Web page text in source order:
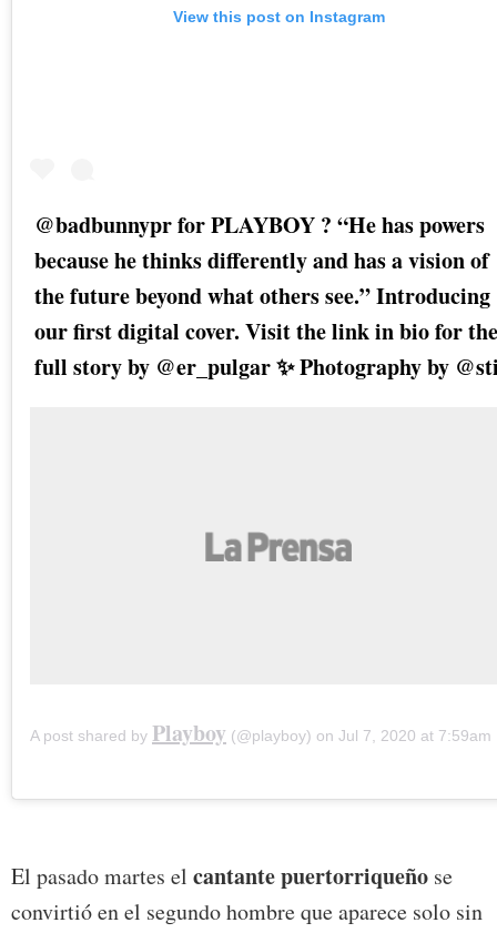
View this post on Instagram
@badbunnypr for PLAYBOY ? “He has powers
because he thinks differently and has a vision of
the future beyond what others see.” Introducing
our first digital cover. Visit the link in bio for the
full story by @er_pulgar ✨ Photography by
A post shared by Playboy (@playboy) on Jul 7, 2020 at 7:59am
El pasado martes el cantante puertorriqueño se
convirtió en el segundo hombre que aparece solo sin